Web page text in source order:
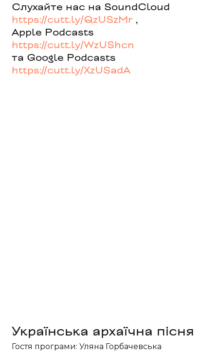
Слухайте нас на SoundCloud
https://cutt.ly/QzUSzMr ,
Apple Podcasts
https://cutt.ly/WzUShcn
та Google Podcasts
https://cutt.ly/XzUSadA
Українська архаїчна пісня
Гостя програми: Уляна Горбачевська